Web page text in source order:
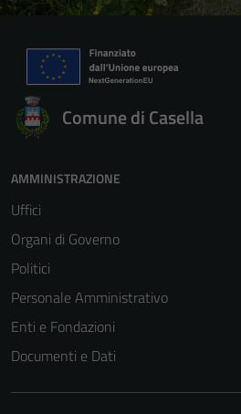
Comune di Casella
AMMINISTRAZIONE
Uffici
Organi di Governo
Politici
Personale Amministrativo
Enti e Fondazioni
Documenti e Dati